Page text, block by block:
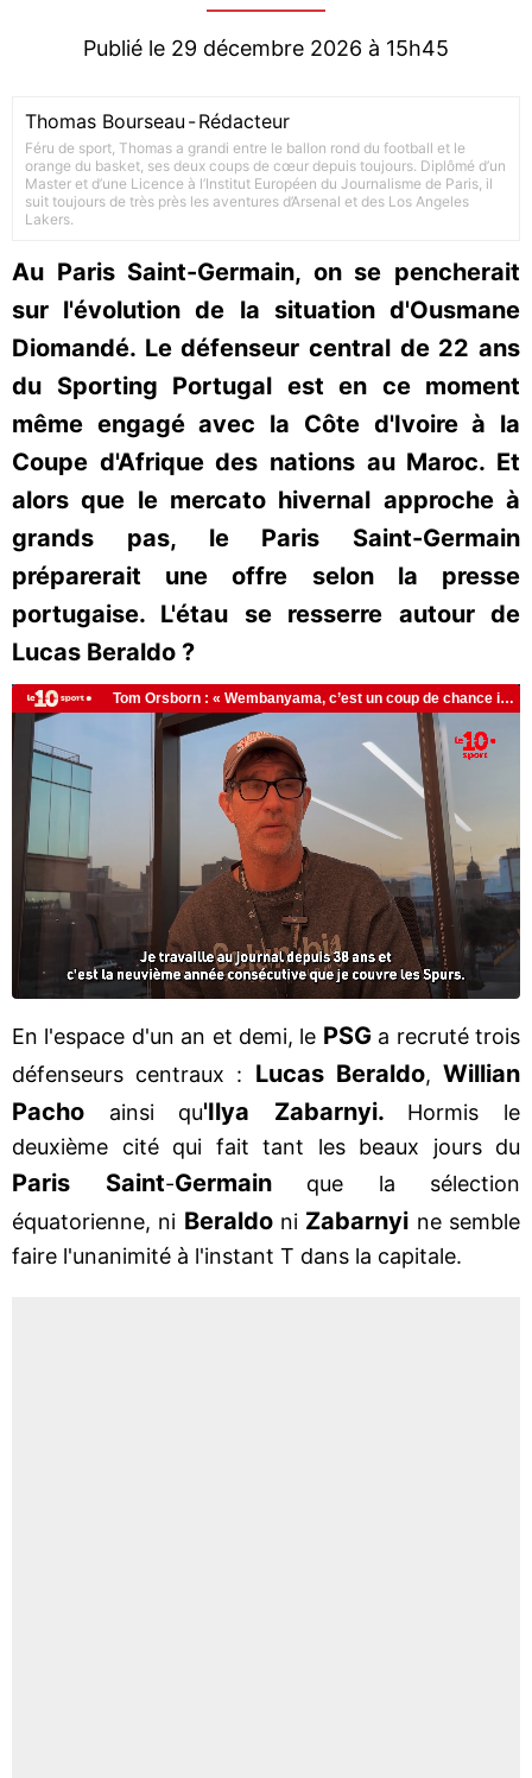
Publié le 29 décembre 2026 à 15h45
Thomas Bourseau -Rédacteur
Féru de sport, Thomas a grandi entre le ballon rond du football et le
orange du basket, ses deux coups de cœur depuis toujours. Diplômé d’un
Master et d’une Licence à l’Institut Européen du Journalisme de Paris, il
suit toujours de très près les aventures d’Arsenal et des Los Angeles
Lakers.
Au Paris Saint-Germain, on se pencherait
sur l'évolution de la situation d'Ousmane
Diomandé. Le défenseur central de 22 ans
du Sporting Portugal est en ce moment
même engagé avec la Côte d'Ivoire à la
Coupe d'Afrique des nations au Maroc. Et
alors que le mercato hivernal approche à
grands pas, le Paris Saint-Germain
préparerait une offre selon la presse
portugaise. L'étau se resserre autour de
Lucas Beraldo ?
En l'espace d'un an et demi, le PSG a recruté trois
défenseurs centraux : Lucas Beraldo,Willian
Pacho
ainsi qu'Ilya Zabarnyi. Hormis le
deuxième cité qui fait tant les beaux jours du
Paris Saint-Germain
que la sélection
équatorienne, ni Beraldo ni Zabarnyi ne semble
faire l'unanimité à l'instant T dans la capitale.